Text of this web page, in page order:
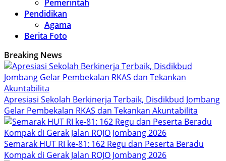
Pemerintah
Pendidikan
Agama
Berita Foto
Breaking News
Apresiasi Sekolah Berkinerja Terbaik, Disdikbud Jombang
Gelar Pembekalan RKAS dan Tekankan Akuntabilita
Semarak HUT RI ke-81: 162 Regu dan Peserta Beradu
Kompak di Gerak Jalan ROJO Jombang 2026